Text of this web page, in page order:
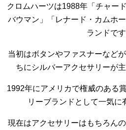
クロムハーツは1988年「チャー
バウマン」「レナード・カムホ
ランドです
当初はボタンやファスナーなど
ちにシルバーアクセサリーが
1992年にアメリカで権威のある
リーブランドとして一気に
現在はアクセサリーはもちろん